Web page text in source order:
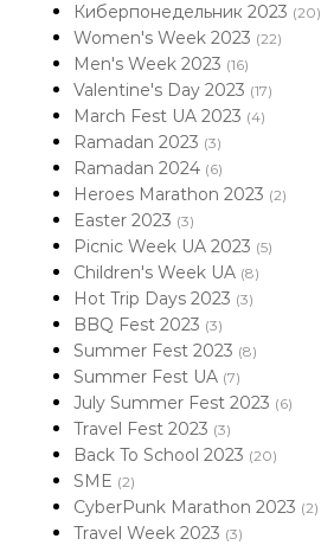
Киберпонедельник 2023 (20)
Women's Week 2023 (22)
Men's Week 2023 (16)
Valentine's Day 2023 (17)
March Fest UA 2023 (4)
Ramadan 2023 (3)
Ramadan 2024 (6)
Heroes Marathon 2023 (2)
Easter 2023 (3)
Picnic Week UA 2023 (5)
Children's Week UA (8)
Hot Trip Days 2023 (3)
BBQ Fest 2023 (3)
Summer Fest 2023 (8)
Summer Fest UA (7)
July Summer Fest 2023 (6)
Travel Fest 2023 (3)
Back To School 2023 (20)
SME (2)
CyberPunk Marathon 2023 (2)
Travel Week 2023 (3)